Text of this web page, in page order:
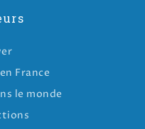
France
le monde